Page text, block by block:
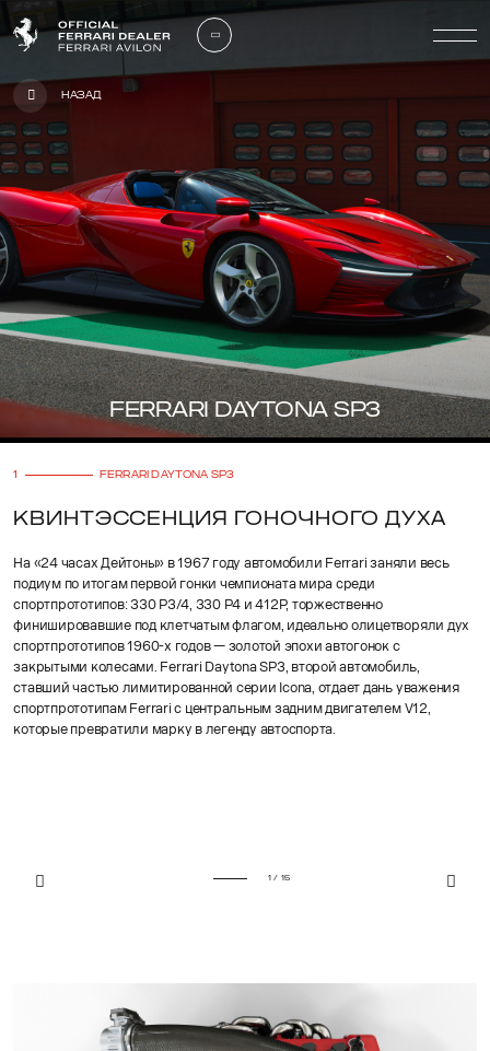
Назад
FERRARI DAYTONA SP3
1 FERRARI DAYTONA SP3
КВИНТЭССЕНЦИЯ ГОНОЧНОГО ДУХА
На «24 часах Дейтоны» в 1967 году автомобили Ferrari заняли весь
подиум по итогам первой гонки чемпионата мира среди
спортпрототипов: 330 P3/4, 330 P4 и 412P, торжественно
финишировавшие под клетчатым флагом, идеально олицетворяли дух
спортпрототипов 1960-х годов — золотой эпохи автогонок с
закрытыми колесами. Ferrari Daytona SP3, второй автомобиль,
ставший частью лимитированной серии Icona, отдает дань уважения
спортпрототипам Ferrari с центральным задним двигателем V12,
которые превратили марку в легенду автоспорта.
1 / 15